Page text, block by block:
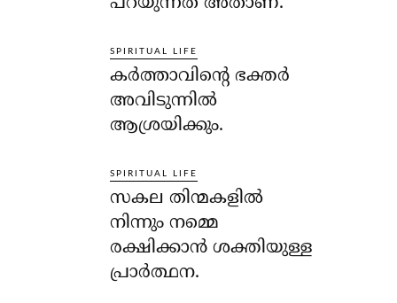
SPIRITUAL LIFE
കര്‍ത്താവിന്റെ ഭക്തര്‍
അവിടുന്നില്‍
ആശ്രയിക്കും.
SPIRITUAL LIFE
സകല തിന്മകളില്‍
നിന്നും നമ്മെ
രക്ഷിക്കാന്‍ ശക്തിയുള്ള
പ്രാര്‍ത്ഥന.